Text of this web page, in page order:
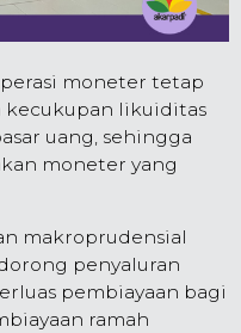
moneter tetap
kecukupan likuiditas
uang, sehingga
moneter yang
makroprudensial
penyaluran
pembiayaan bagi
ramah